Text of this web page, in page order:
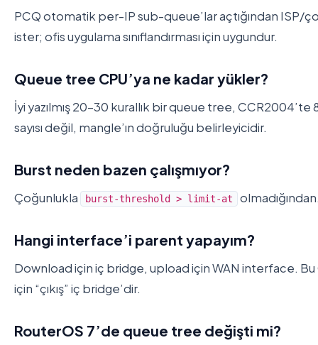
PCQ otomatik per-IP sub-queue’lar açtığından ISP/
ister; ofis uygulama sınıflandırması için uygundur.
Queue tree CPU’ya ne kadar yükler?
İyi yazılmış 20-30 kurallık bir queue tree,
sayısı değil, mangle’ın doğruluğu belirleyicidir.
Burst neden bazen çalışmıyor?
Çoğunlukla burst-threshold > limit-at
Hangi interface’i parent yapayım?
Download için iç bridge, upload için WAN interface. Bu
için “çıkış” iç bridge’dir.
RouterOS 7’de queue tree değişti mi?